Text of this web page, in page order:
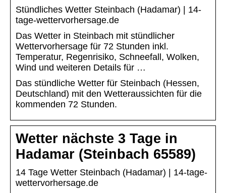
Stündliches Wetter Steinbach (Hadamar) | 14-
tage-wettervorhersage.de
Das Wetter in Steinbach mit stündlicher
Wettervorhersage für 72 Stunden inkl.
Temperatur, Regenrisiko, Schneefall, Wolken,
Wind und weiteren Details für …
Das stündliche Wetter für Steinbach (Hessen,
Deutschland) mit den Wetteraussichten für die
kommenden 72 Stunden.
Wetter nächste 3 Tage in
Hadamar (Steinbach 65589)
14 Tage Wetter Steinbach (Hadamar) | 14-tage-
wettervorhersage.de